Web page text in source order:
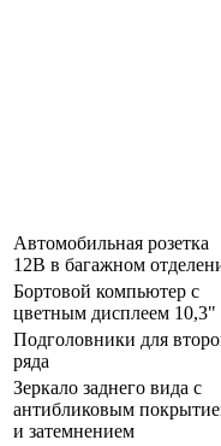
Автомобильная розетка
12В в багажном
Бортовой компьютер с
цветным дисплеем 10,3"
Подголовники для
ряда
Зеркало заднего вида с
антибликовым
и затемнением